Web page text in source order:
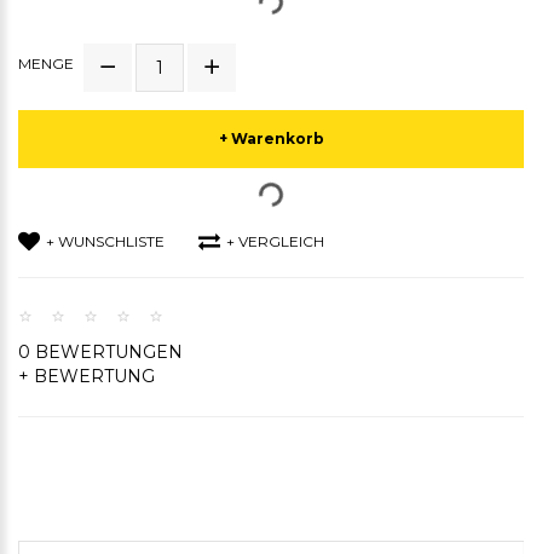
MENGE
+ Warenkorb
+ WUNSCHLISTE + VERGLEICH
0 BEWERTUNGEN
+ BEWERTUNG